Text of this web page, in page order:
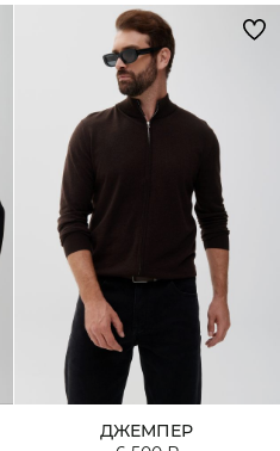
ДЖЕМПЕР